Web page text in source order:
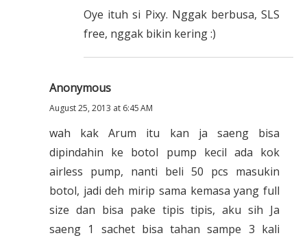
Oye ituh si Pixy. Nggak berbusa, SLS
free, nggak bikin kering :)
Anonymous
August 25, 2013 at 6:45 AM
wah kak Arum itu kan ja saeng bisa
dipindahin ke botol pump kecil ada kok
airless pump, nanti beli 50 pcs masukin
botol, jadi deh mirip sama kemasa yang full
size dan bisa pake tipis tipis, aku sih Ja
saeng 1 sachet bisa tahan sampe 3 kali